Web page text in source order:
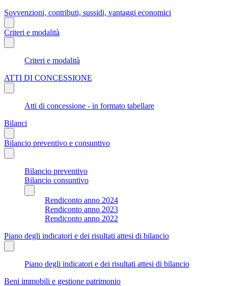
Sovvenzioni, contributi, sussidi, vantaggi economici
Criteri e modalità
Criteri e modalità
ATTI DI CONCESSIONE
Atti di concessione - in formato tabellare
Bilanci
Bilancio preventivo e consuntivo
Bilancio preventivo
Bilancio consuntivo
Rendiconto anno 2024
Rendiconto anno 2023
Rendiconto anno 2022
Piano degli indicatori e dei risultati attesi di bilancio
Piano degli indicatori e dei risultati attesi di bilancio
Beni immobili e gestione patrimonio